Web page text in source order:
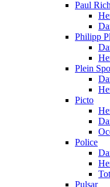
Paul Rich
Philipp
Plein
Picto
Police
Pulsar